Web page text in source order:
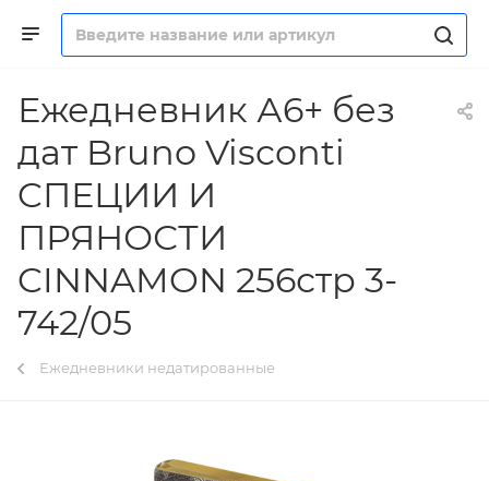
Ежедневник А6+ без
дат Bruno Visconti
CПЕЦИИ И
ПРЯНОСТИ
CINNAMON 256стр 3-
742/05
Ежедневники недатированные